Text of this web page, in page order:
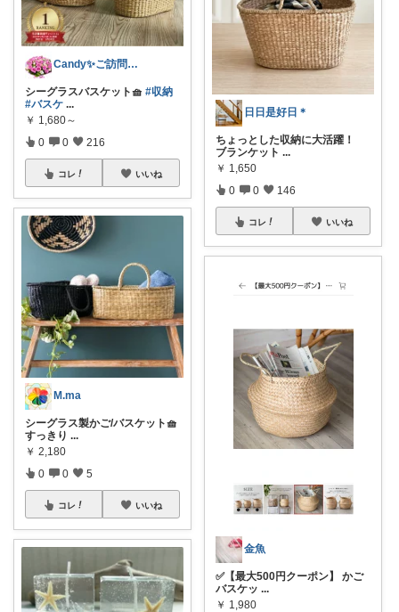
Candy✨ご訪問・経由購入に日々感謝✨
シーグラスバスケット🧺 #収納
#バスケ ...
￥ 1,680～
0 0 216
コレ いいね
M.ma
シーグラス製かご/バスケット🧺
すっきり ...
￥ 2,180
0 0 5
コレ いいね
日日是好日＊
ちょっとした収納に大活躍！
ブランケット ...
￥ 1,650
0 0 146
コレ いいね
金魚
✅【最大500円クーポン】 かご
バスケッ ...
￥ 1,980